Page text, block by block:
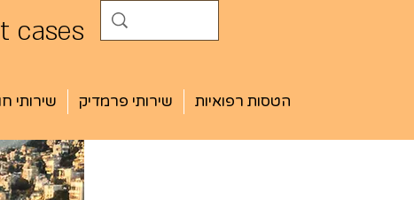
cases
שירותי שירותי פרמדיק הטסות רפואיות